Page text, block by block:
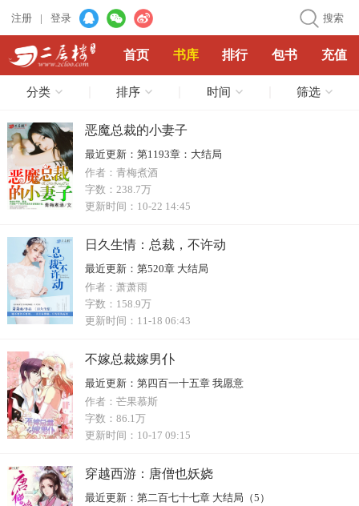
注册 | 登录 搜索
首页 书库 排行 包书 充值
分类 排序 时间 筛选
恶魔总裁的小妻子
最近更新： 第1193章：大结局
作者： 青梅煮酒
字数： 238.7万
更新时间： 10-22 14:45
日久生情：总裁，不许动
最近更新：
第520章 大结局
作者： 萧萧雨
字数： 158.9万
更新时间： 11-18 06:43
不嫁总裁嫁男仆
最近更新： 第四百一十五章 我愿意
作者： 芒果慕斯
字数： 86.1万
更新时间： 10-17 09:15
穿越西游：唐僧也妖娆
最近更新： 第二百七十七章 大结局（5）